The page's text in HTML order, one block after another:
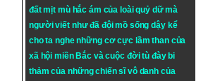
đất mịt mù hắc ám của loài quỷ dữ mà
người viết như đã đội mồ sống dậy kể
cho ta nghe những cơ cực lầm than của
xã hội miền Bắc và cuộc đời tù đày bi
thảm của những chiến sĩ vô danh của